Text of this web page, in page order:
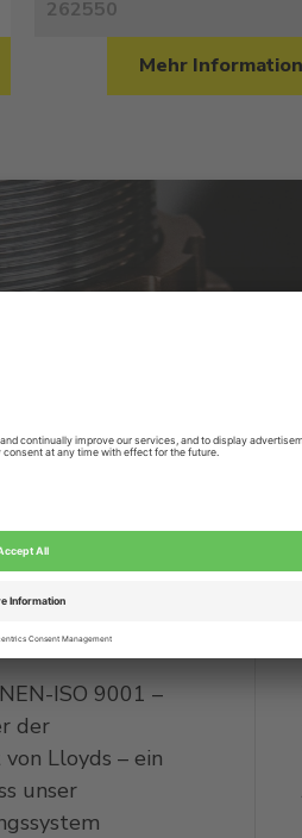
262550
Mehr
wir uns auf die
für alle Ihre technischen
die Lebensdauer von
ISO 9001 –
der
Lloyds – ein
unser